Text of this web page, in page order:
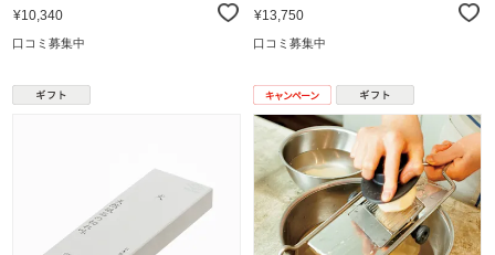
¥10,340
口コミ募集中
¥13,750
口コミ募集中